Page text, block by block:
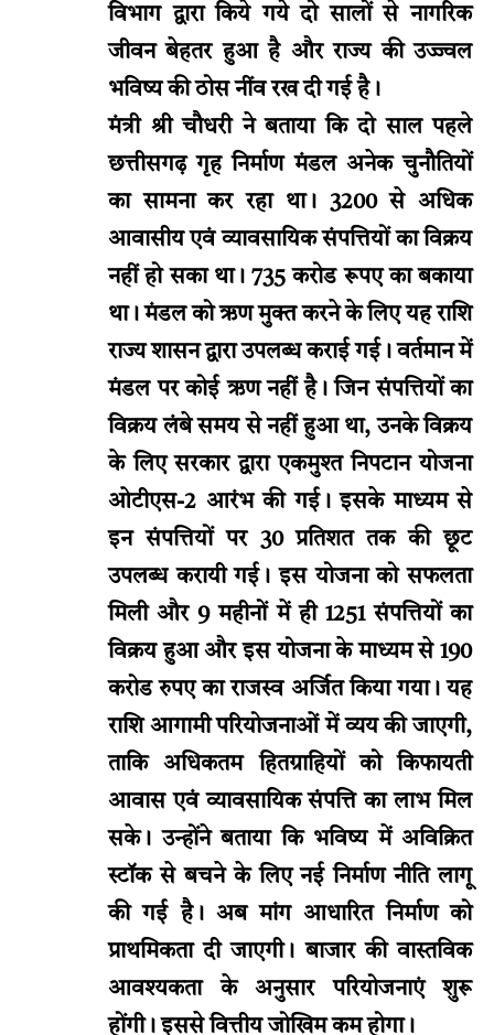
विभाग द्वारा किये गये दो सालों से नागरिक
जीवन बेहतर हुआ है और राज्य की उज्ज्वल
भविष्य की ठोस नींव रख दी गई है।
मंत्री श्री चौधरी ने बताया कि दो साल पहले
छत्तीसगढ़ गृह निर्माण मंडल अनेक चुनौतियों
का सामना कर रहा था। 3200 से अधिक
आवासीय एवं व्यावसायिक संपत्तियों का विक्रय
नहीं हो सका था। 735 करोड रूपए का बकाया
था। मंडल को ऋण मुक्त करने के लिए यह राशि
राज्य शासन द्वारा उपलब्ध कराई गई। वर्तमान में
मंडल पर कोई ऋण नहीं है। जिन संपत्तियों का
विक्रय लंबे समय से नहीं हुआ था, उनके विक्रय
के लिए सरकार द्वारा एकमुश्त निपटान योजना
ओटीएस-2 आरंभ की गई। इसके माध्यम से
इन संपत्तियों पर 30 प्रतिशत तक की छूट
उपलब्ध करायी गई। इस योजना को सफलता
मिली और 9 महीनों में ही 1251 संपत्तियों का
विक्रय हुआ और इस योजना के माध्यम से 190
करोड रुपए का राजस्व अर्जित किया गया। यह
राशि आगामी परियोजनाओं में व्यय की जाएगी,
ताकि अधिकतम हितग्राहियों को किफायती
आवास एवं व्यावसायिक संपत्ति का लाभ मिल
सके। उन्होंने बताया कि भविष्य में अविक्रित
स्टॉक से बचने के लिए नई निर्माण नीति लागू
की गई है। अब मांग आधारित निर्माण को
प्राथमिकता दी जाएगी। बाजार की वास्तविक
आवश्यकता के अनुसार परियोजनाएं शुरू
होंगी। इससे वित्तीय जोखिम कम होगा।